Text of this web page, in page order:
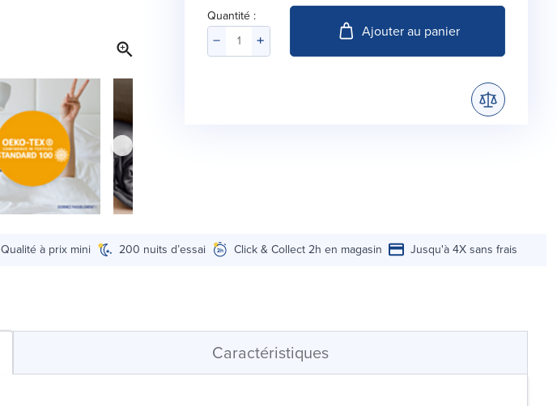
Quantité :
Ajouter au panier
Qualité à prix mini 200 nuits d’essai Click & Collect 2h en magasin Jusqu'à 4X sans frais
Caractéristiques